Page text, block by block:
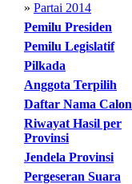
» Partai 2014
Pemilu Presiden
Pemilu Legislatif
Pilkada
Anggota Terpilih
Daftar Nama Calon
Riwayat Hasil per
Provinsi
Jendela Provinsi
Pergeseran Suara